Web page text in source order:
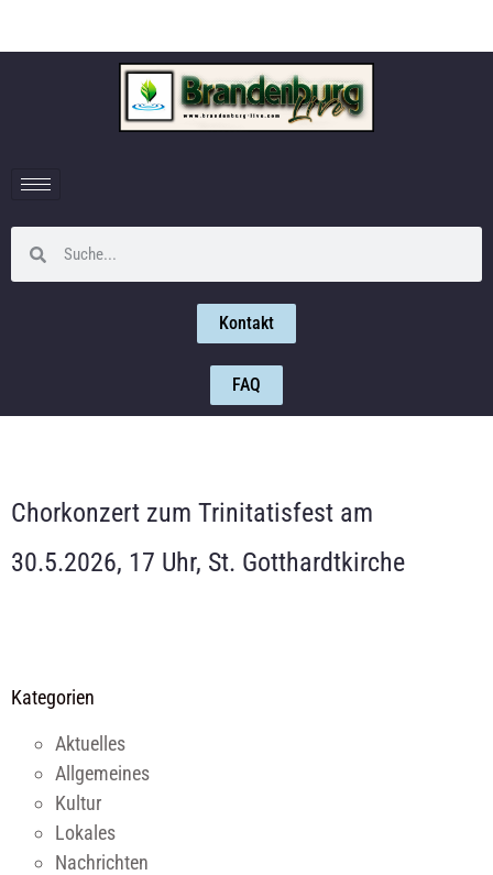
Kontakt
FAQ
Chorkonzert zum Trinitatisfest am
30.5.2026, 17 Uhr, St. Gotthardtkirche
Kategorien
Aktuelles
Allgemeines
Kultur
Lokales
Nachrichten